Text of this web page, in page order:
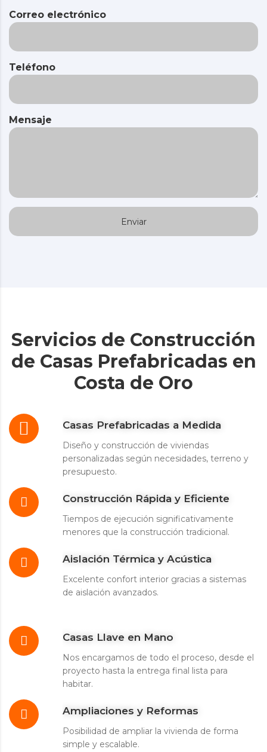
Correo electrónico
Teléfono
Mensaje
Servicios de Construcción
de Casas Prefabricadas en
Costa de Oro
Casas Prefabricadas a Medida
Diseño y construcción de viviendas
personalizadas según necesidades, terreno y
presupuesto.
Construcción Rápida y Eficiente
Tiempos de ejecución significativamente
menores que la construcción tradicional.
Aislación Térmica y Acústica
Excelente confort interior gracias a sistemas
de aislación avanzados.
Casas Llave en Mano
Nos encargamos de todo el proceso, desde el
proyecto hasta la entrega final lista para
habitar.
Ampliaciones y Reformas
Posibilidad de ampliar la vivienda de forma
simple y escalable.